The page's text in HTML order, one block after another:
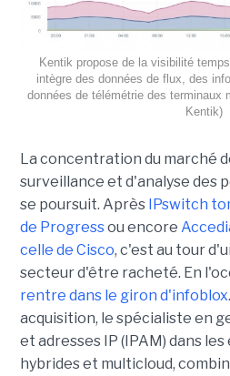
Kentik propose de la visibilité
intègre des données de flux, des
données de télémétrie des terminaux
Kentik)
La concentration du marché
surveillance et d'analyse des
se poursuit. Après IPswitch
de Progressou encore
celle de Cisco, c'est au tour
secteur d'être racheté. En
rentre dans le giron d'infoblox
acquisition, le spécialiste en
et adresses IP (IPAM) dans
hybrides et multicloud,